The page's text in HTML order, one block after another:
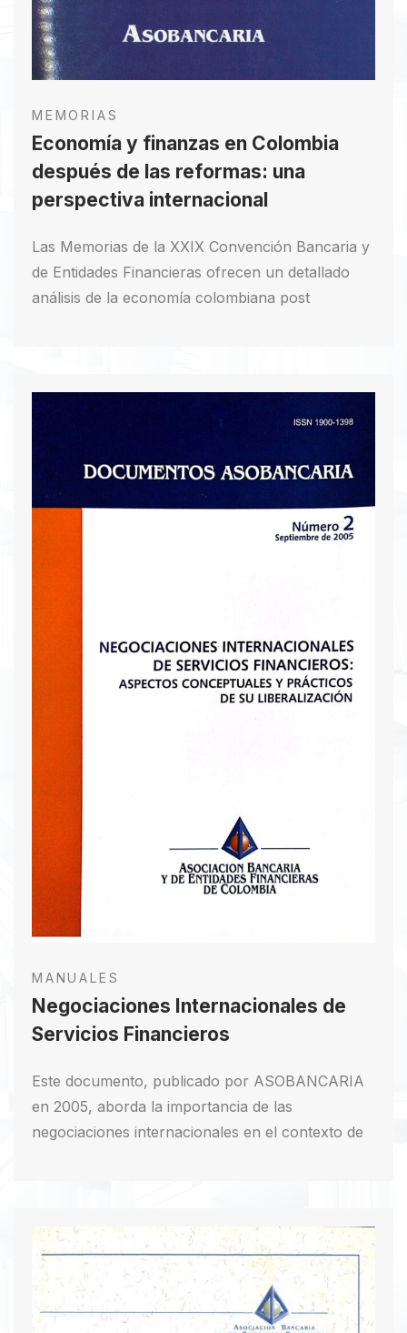
MEMORIAS
Economía y finanzas en Colombia
después de las reformas: una
perspectiva internacional
Las Memorias de la XXIX Convención Bancaria y
de Entidades Financieras ofrecen un detallado
análisis de la economía colombiana post
Guillermo Perry Rubio y el Superintendente
Jorge Castellanos Rueda. Se abordan temas
países como Argentina, Brasil y Chile, el
financiamiento externo en economías
latinoamericanas y el uso de la tecnología en el
Descargar PDF
MANUALES
Negociaciones Internacionales de
Servicios Financieros
Este documento, publicado por ASOBANCARIA
en 2005, aborda la importancia de las
negociaciones internacionales en el contexto de
las implicaciones de la liberalización de los
servicios financieros para Colombia.
Descargar PDF